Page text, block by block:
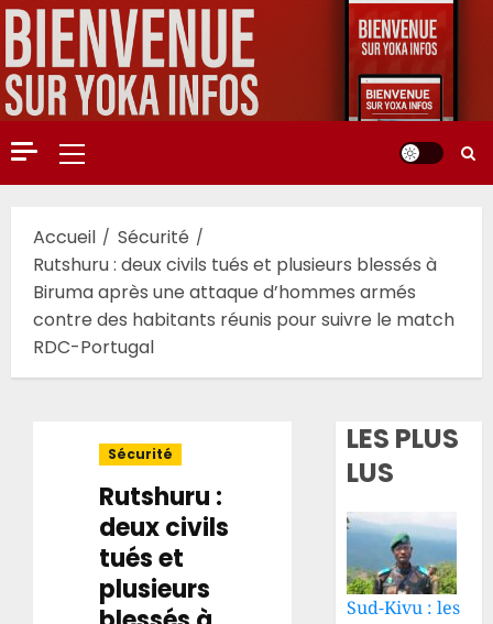
Aller
au
contenu
Menu
principal
Accueil
Sécurité
Rutshuru : deux civils tués et plusieurs blessés à
Biruma après une attaque d’hommes armés
contre des habitants réunis pour suivre le match
RDC-Portugal
Sécurité
Rutshuru :
deux civils
tués et
plusieurs
LES PLUS
LUS
Sud-Kivu : les